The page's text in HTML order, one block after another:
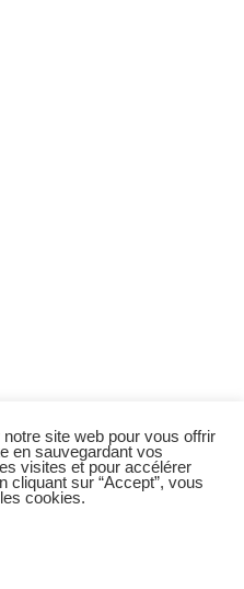
site web pour vous offrir
en sauvegardant vos
visites et pour accélérer
cliquant sur “Accept”, vous
cookies.